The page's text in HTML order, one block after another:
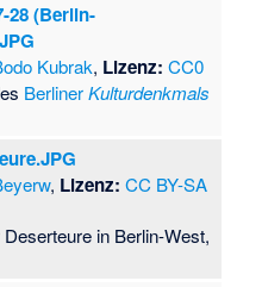
28 (Berlin-
Kubrak, Lizenz: CC0
Berliner Kulturdenkmals
, Lizenz: CC BY-SA
in Berlin-West,